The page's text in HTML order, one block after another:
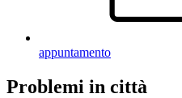
appuntamento
Problemi in città